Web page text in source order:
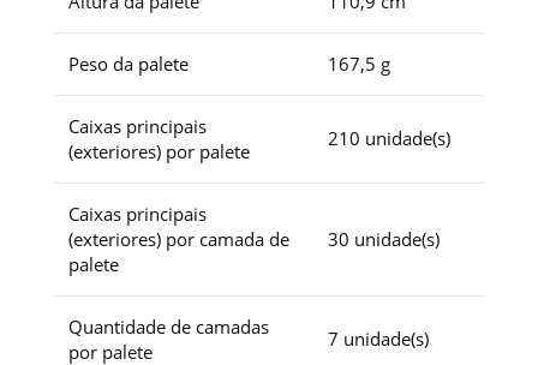
Peso da palete 167,5 g
Caixas principais
(exteriores) por palete
210 unidade(s)
Caixas principais
(exteriores) por camada de
palete
30 unidade(s)
Quantidade de camadas
por palete
7 unidade(s)